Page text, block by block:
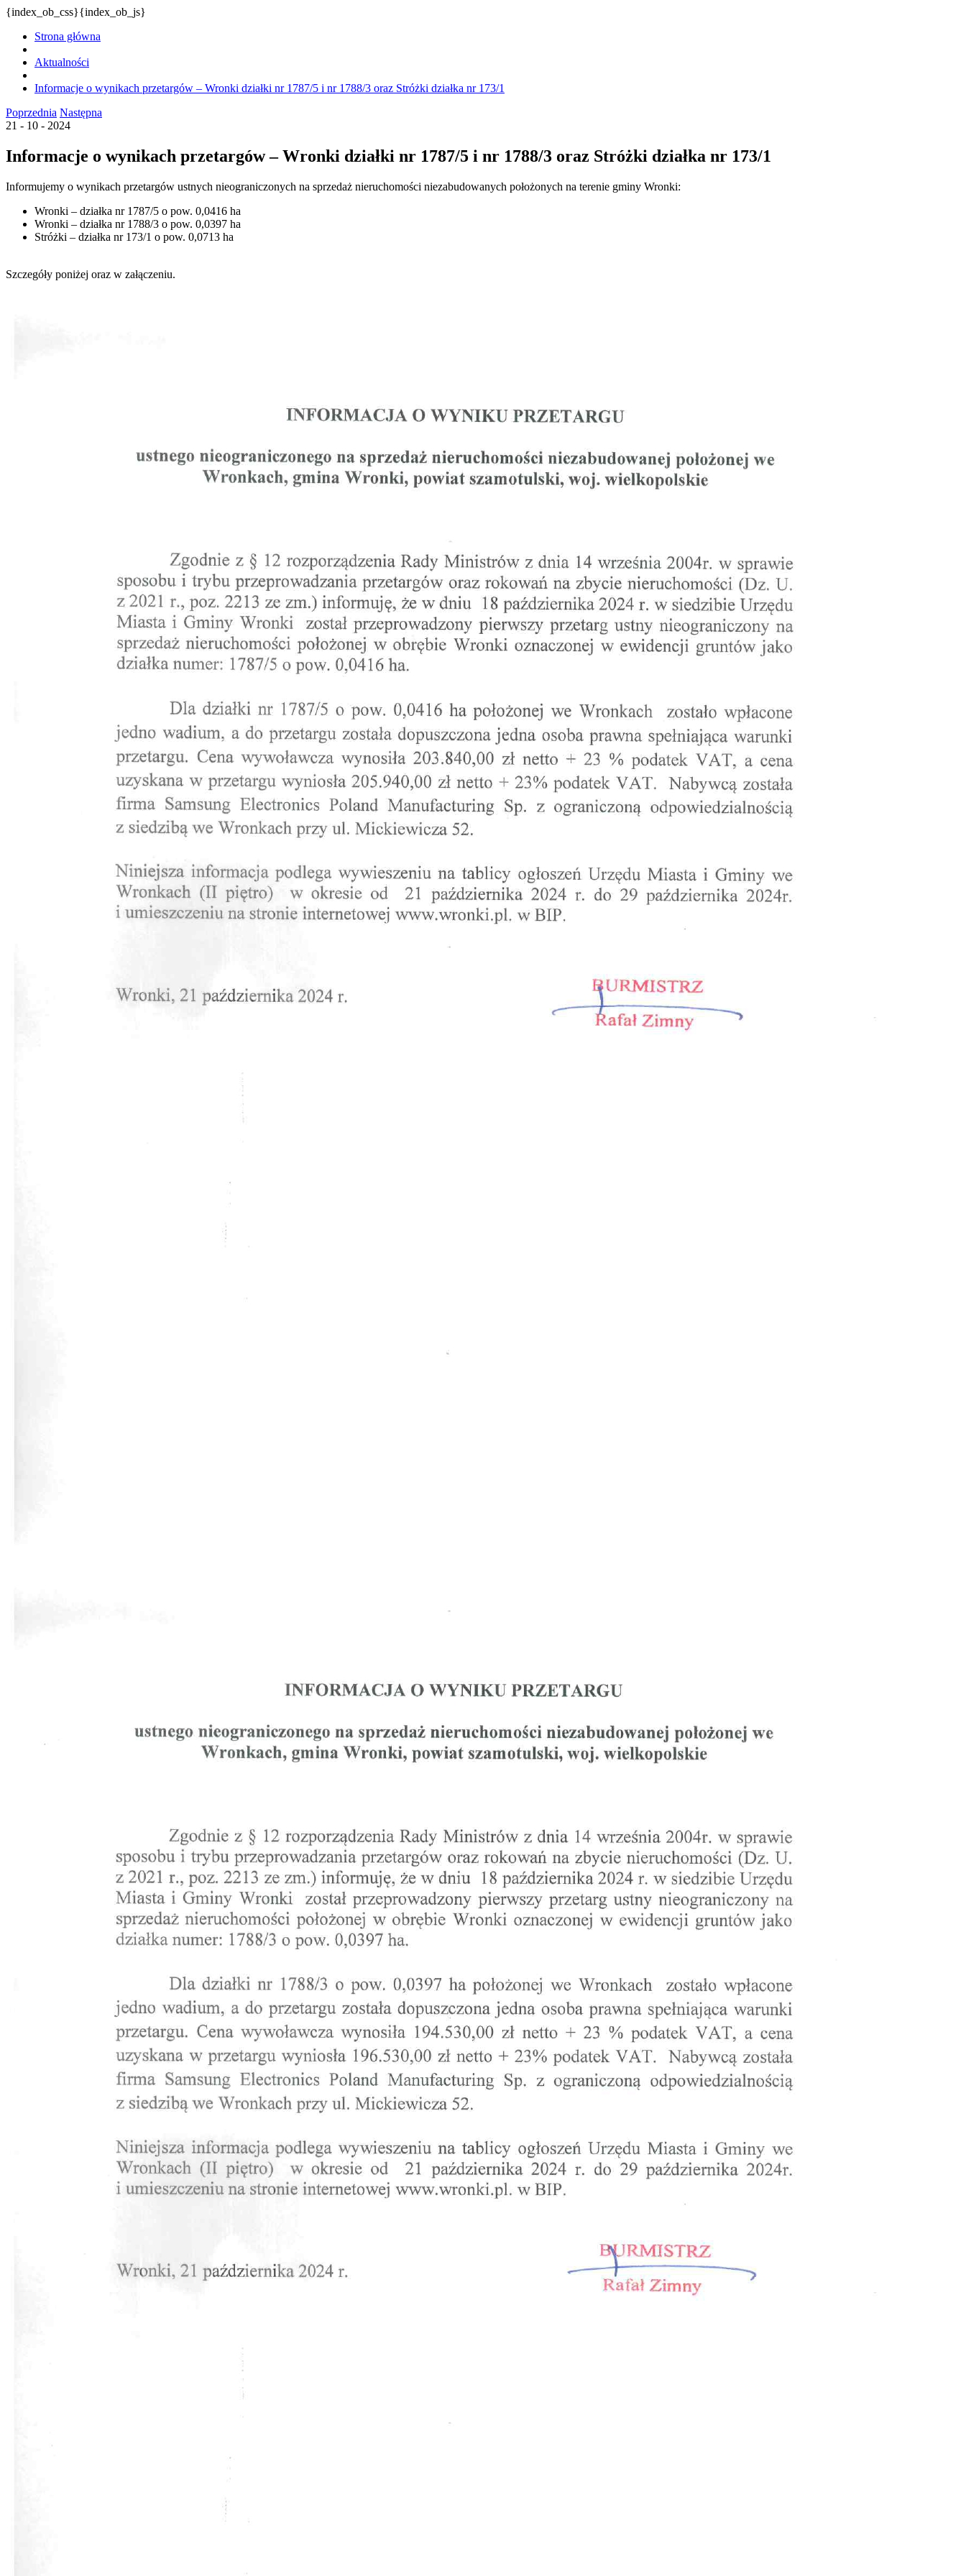
{index_ob_css}{index_ob_js}
Strona główna
Aktualności
Informacje o wynikach przetargów – Wronki działki nr 1787/5 i nr 1788/3 oraz Stróżki działka nr 173/1
Poprzednia Następna
21 - 10 - 2024
Informacje o wynikach przetargów – Wronki działki nr 1787/5 i nr 1788/3 oraz Stróżki działka nr 173/1
Informujemy o wynikach przetargów ustnych nieograniczonych na sprzedaż nieruchomości niezabudowanych położonych na terenie gminy Wronki:
Wronki – działka nr 1787/5 o pow. 0,0416 ha
Wronki – działka nr 1788/3 o pow. 0,0397 ha
Stróżki – działka nr 173/1 o pow. 0,0713 ha
Szczegóły poniżej oraz w załączeniu.